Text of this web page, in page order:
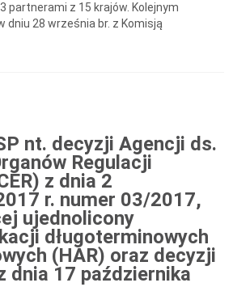
partnerami z 15 krajów. Kolejnym
dniu 28 września br. z Komisją
nt. decyzji Agencji ds.
Regulacji
z dnia 2
r. numer 03/2017,
ujednolicony
długoterminowych
(HAR) oraz decyzji
dnia 17 października